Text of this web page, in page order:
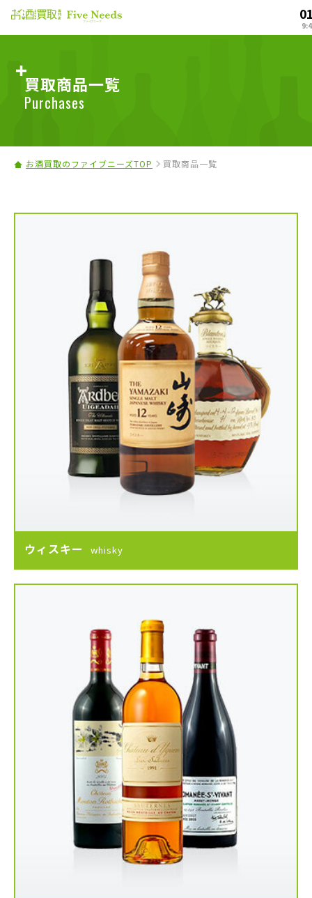
買取商品一覧
Purchases
お酒買取のファイブニーズTOP 買取商品一覧
ウィスキー whisky